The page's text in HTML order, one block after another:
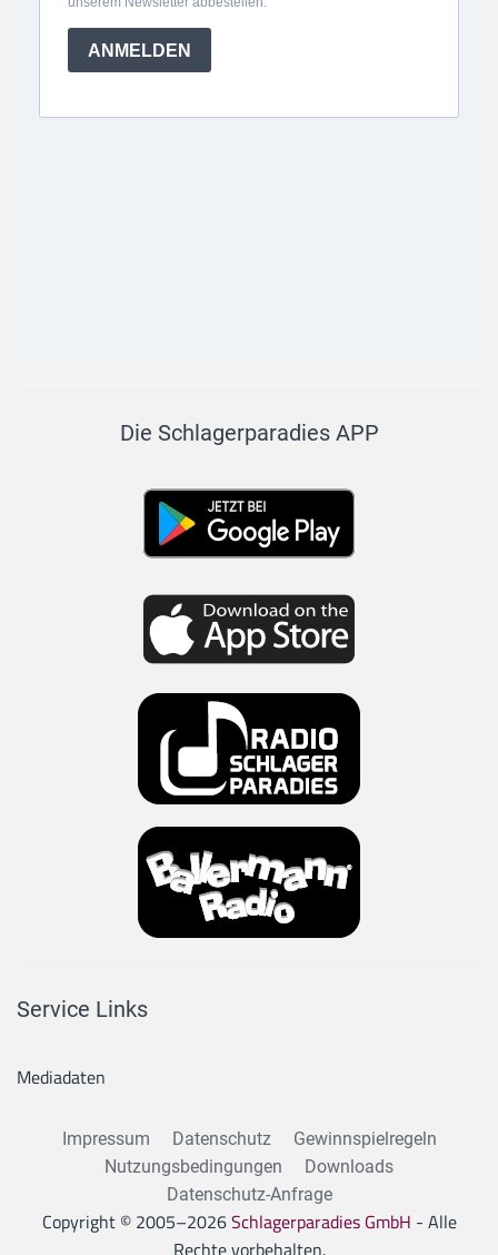
Die Schlagerparadies APP
Service Links
Mediadaten
Impressum Datenschutz
Gewinnspielregeln
Nutzungsbedingungen
Downloads
Datenschutz-Anfrage
Copyright © 2005–2026Schlagerparadies GmbH - Alle